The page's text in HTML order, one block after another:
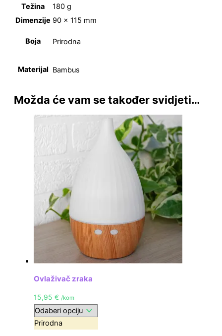
Težina
180 g
Dimenzije 90 × 115 mm
Boja Prirodna
Materijal Bambus
Možda će vam se također svidjeti…
Ovlaživač zraka
15,95 € /kom
Prirodna